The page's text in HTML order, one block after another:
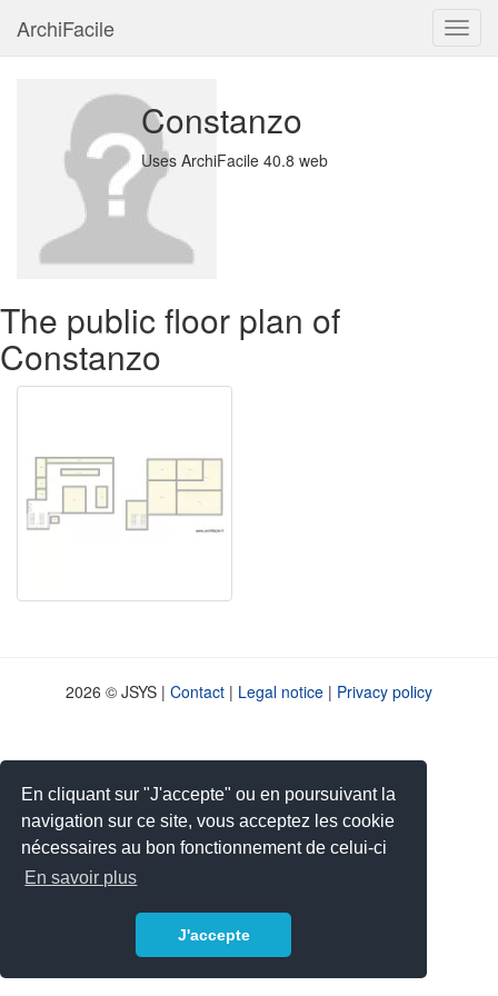
En cliquant sur "J'accepte" ou en poursuivant la
navigation sur ce site, vous acceptez les cookie
nécessaires au bon fonctionnement de celui-ci
En savoir plus
J'accepte
ArchiFacile
Constanzo
Uses ArchiFacile 40.8 web
The public floor plan of
Constanzo
2026 © JSYS | Contact | Legal notice | Privacy policy